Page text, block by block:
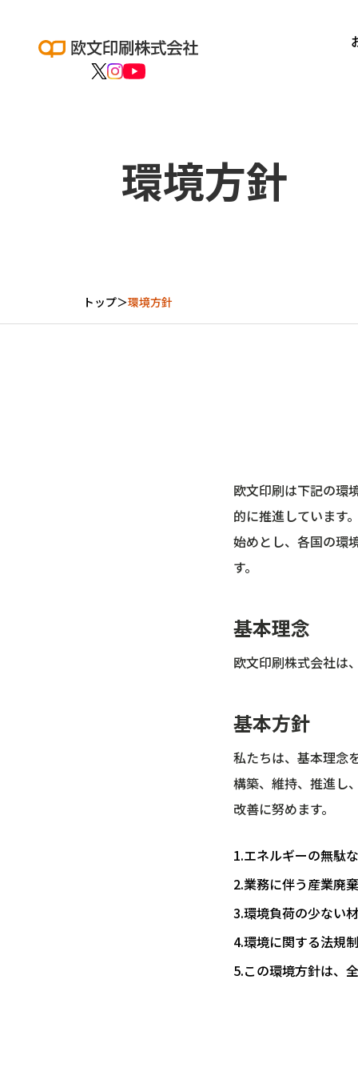
環境方針
トップ＞環境方針
欧文印刷は下記の環
的に推進しています
始めとし、各国の環
す。
基本理念
欧文印刷株式会社は
基本方針
私たちは、基本理念
構築、維持、推進し
改善に努めます。
1.エネルギーの無駄
2.業務に伴う産業廃
3.環境負荷の少ない
4.環境に関する法規
5.この環境方針は、